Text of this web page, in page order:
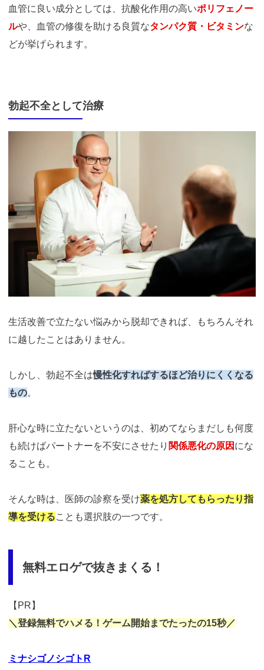
血管に良い成分としては、抗酸化作用の高いポリフェノー
ルや、血管の修復を助ける良質なタンパク質・ビタミンな
どが挙げられます。
勃起不全として治療
生活改善で立たない悩みから脱却できれば、もちろんそれ
に越したことはありません。
しかし、勃起不全は慢性化すればするほど治りにくくなる
もの。
肝心な時に立たないというのは、初めてならまだしも何度
も続けばパートナーを不安にさせたり 関係悪化の原因 にな
ることも。
そんな時は、医師の診察を受け薬を処方してもらったり指
導を受けることも選択肢の一つです。
無料エロゲで抜きまくる！
【PR】
＼登録無料でハメる！ゲーム開始までたったの15秒／
ミナシゴノシゴトR